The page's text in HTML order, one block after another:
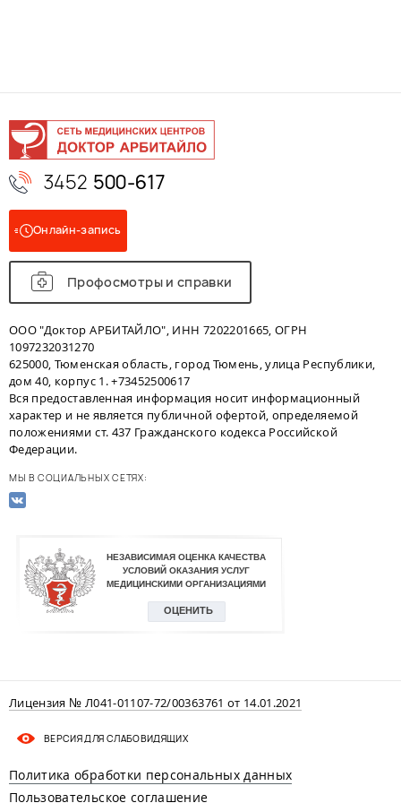
3452 500-617
Онлайн-запись
Профосмотры и справки
ООО "Доктор АРБИТАЙЛО", ИНН 7202201665, ОГРН
1097232031270
625000, Тюменская область, город Тюмень, улица Республики,
дом 40, корпус 1. +73452500617
Вся предоставленная информация носит информационный
характер и не является публичной офертой, определяемой
положениями ст. 437 Гражданского кодекса Российской
Федерации.
МЫ В СОЦИАЛЬНЫХ СЕТЯХ:
Лицензия № Л041-01107-72/00363761 от 14.01.2021
ВЕРСИЯ ДЛЯ СЛАБОВИДЯЩИХ
Политика обработки персональных данных
Пользовательское соглашение